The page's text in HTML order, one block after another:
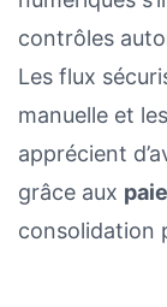
contrôles
Les flux
manuelle et
apprécient
grâce aux
consolidation